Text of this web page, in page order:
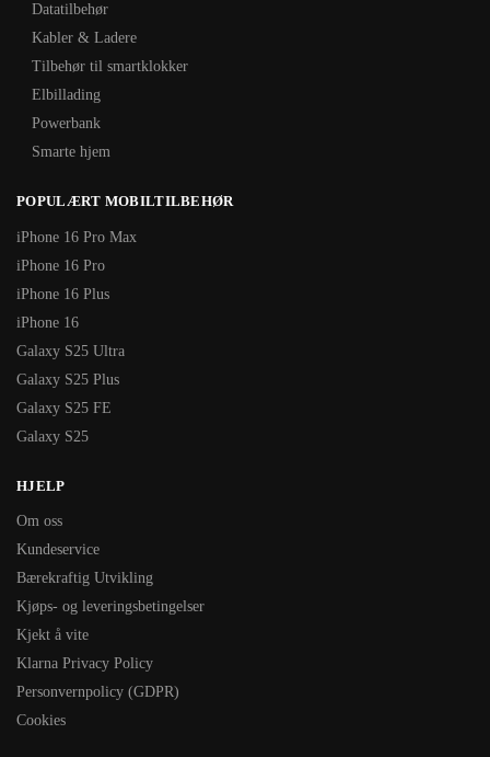
Datatilbehør
Kabler & Ladere
Tilbehør til smartklokker
Elbillading
Powerbank
Smarte hjem
POPULÆRT MOBILTILBEHØR
iPhone 16 Pro Max
iPhone 16 Pro
iPhone 16 Plus
iPhone 16
Galaxy S25 Ultra
Galaxy S25 Plus
Galaxy S25 FE
Galaxy S25
HJELP
Om oss
Kundeservice
Bærekraftig Utvikling
Kjøps- og leveringsbetingelser
Kjekt å vite
Klarna Privacy Policy
Personvernpolicy (GDPR)
Cookies